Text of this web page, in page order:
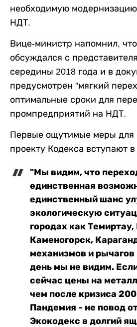
необходимую
НДТ.
Вице-министр напомнил,
обсуждался с
середины 2018 года и в
предусмотрен "мягкий
оптимальные сроки для
промпредприятий на НДТ.
Первые ощутимые меры для
проекту Кодекса вступают
"Мы видим, что
единственная
единственный шанс
экологическую
городах как
Каменогорск,
механизмов и
день мы не видим.
сейчас цены на
чем после кризиса
Пандемия - не повод
Экокодекс в долгий